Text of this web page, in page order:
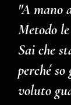
"A mano
Metodo
Sai che
perché
voluto